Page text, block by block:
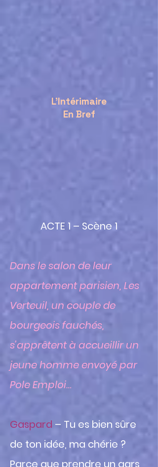
L'Intérimaire
En Bref
ACTE 1 – Scène 1
Dans le salon de leur
appartement parisien, Les
Verteuil, un couple de
bourgeois fauchés,
s’apprêtent à accueillir un
jeune homme envoyé par
Pole Emploi…
Gaspard – Tu es bien sûre
de ton idée, ma chérie ?
Parce que prendre un gars